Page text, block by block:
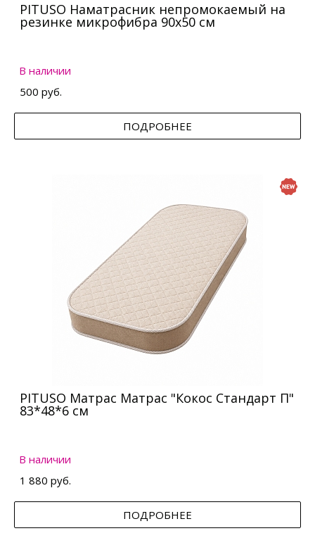
PITUSO Наматрасник непромокаемый на
резинке микрофибра 90х50 см
В наличии
500 руб.
ПОДРОБНЕЕ
PITUSO Матрас Матрас "Кокос Стандарт П"
83*48*6 см
В наличии
1 880 руб.
ПОДРОБНЕЕ